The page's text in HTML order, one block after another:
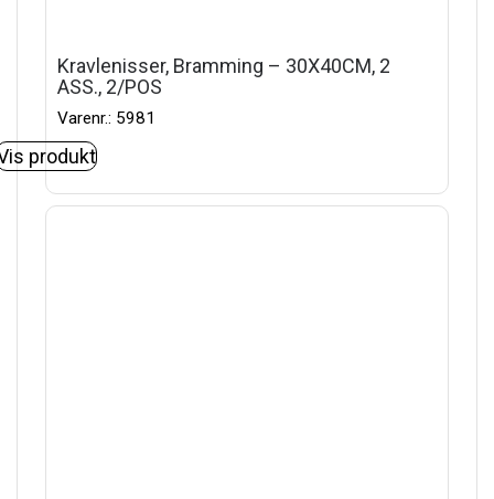
Kravlenisser, Bramming – 30X40CM, 2
ASS., 2/POS
Varenr.: 5981
produkt